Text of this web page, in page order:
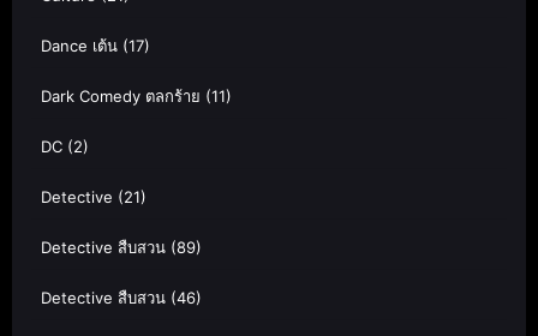
Dance เต้น (17)
Dark Comedy ตลกร้าย (11)
DC (2)
Detective (21)
Detective สืบสวน (89)
Detective สืบสวน (46)